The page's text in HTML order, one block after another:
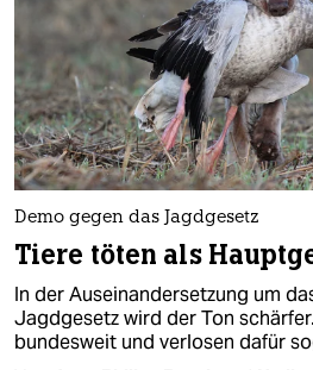
Demo gegen das Jagdgesetz
Tiere töten als
In der Auseinandersetzung um
Jagdgesetz wird der Ton
bundesweit und verlosen dafür